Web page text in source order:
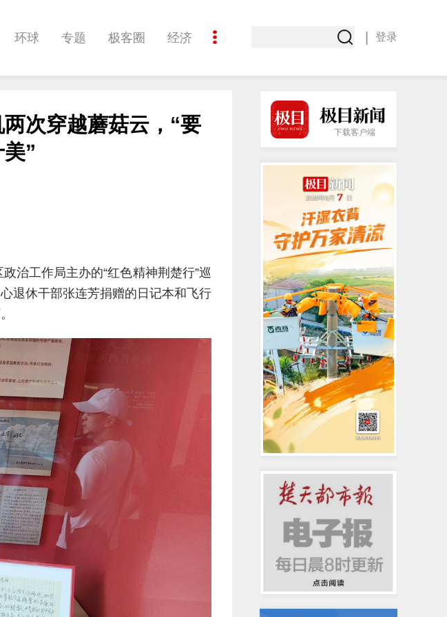
环球 专题 极客圈 经济
职教院 酒道
登录
次穿越蘑菇云，“要
”
治工作局主办的“红色精神荆楚行”巡
退休干部张连芳捐赠的日记本和飞行
下载客户端